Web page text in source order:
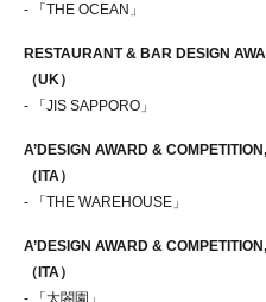
- 「THE OCEAN」
RESTAURANT & BAR DESIGN
（UK）
- 「JIS SAPPORO」
A’DESIGN AWARD &
（ITA）
- 「THE WAREHOUSE」
A’DESIGN AWARD &
（ITA）
- 「太閤園」